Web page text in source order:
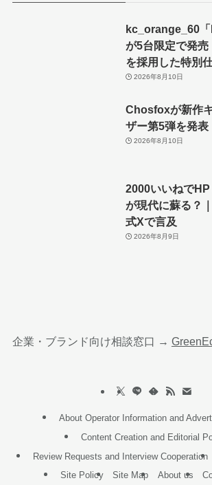
kc_orange_60「
が5台限定で発売
を採用した特別
2026年8月10日
Chosfoxが新作
ザー第5弾を発表
2026年8月10日
2000いいねで
が現代に蘇る？
式Xで言及
2026年8月9日
企業・ブランド向け相談窓口 →
About Operator Information and
Content Creation and Editorial
Review Requests and Interview Cooperation
Site Policy
Site Map About us